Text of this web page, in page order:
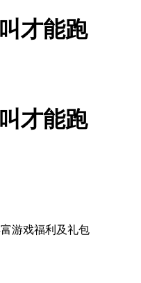
才能跑
才能跑
富游戏福利 及礼包